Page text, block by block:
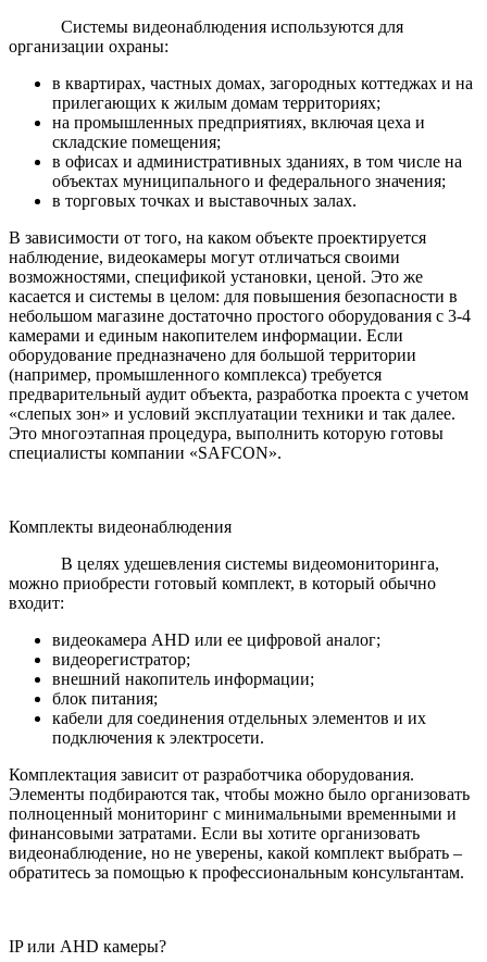
Системы видеонаблюдения используются для
организации охраны:
в квартирах, частных домах, загородных коттеджах и на
прилегающих к жилым домам территориях;
на промышленных предприятиях, включая цеха и
складские помещения;
в офисах и административных зданиях, в том числе на
объектах муниципального и федерального значения;
в торговых точках и выставочных залах.
В зависимости от того, на каком объекте проектируется
наблюдение, видеокамеры могут отличаться своими
возможностями, спецификой установки, ценой. Это же
касается и системы в целом: для повышения безопасности в
небольшом магазине достаточно простого оборудования с 3-4
камерами и единым накопителем информации. Если
оборудование предназначено для большой территории
(например, промышленного комплекса) требуется
предварительный аудит объекта, разработка проекта с учетом
«слепых зон» и условий эксплуатации техники и так далее.
Это многоэтапная процедура, выполнить которую готовы
специалисты компании «SAFCON».
Комплекты видеонаблюдения
В целях удешевления системы видеомониторинга,
можно приобрести готовый комплект, в который обычно
входит:
видеокамера AHD или ее цифровой аналог;
видеорегистратор;
внешний накопитель информации;
блок питания;
кабели для соединения отдельных элементов и их
подключения к электросети.
Комплектация зависит от разработчика оборудования.
Элементы подбираются так, чтобы можно было организовать
полноценный мониторинг с минимальными временными и
финансовыми затратами. Если вы хотите организовать
видеонаблюдение, но не уверены, какой комплект выбрать –
обратитесь за помощью к профессиональным консультантам.
IP или AHD камеры?